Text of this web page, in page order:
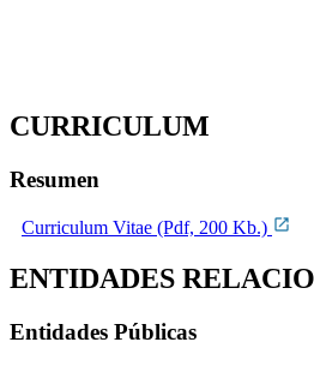
CURRICULUM
Resumen
Curriculum Vitae (Pdf, 200 Kb.)
ENTIDADES
Entidades Públicas